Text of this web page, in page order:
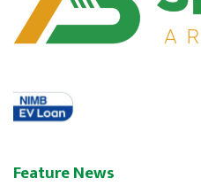
Feature News